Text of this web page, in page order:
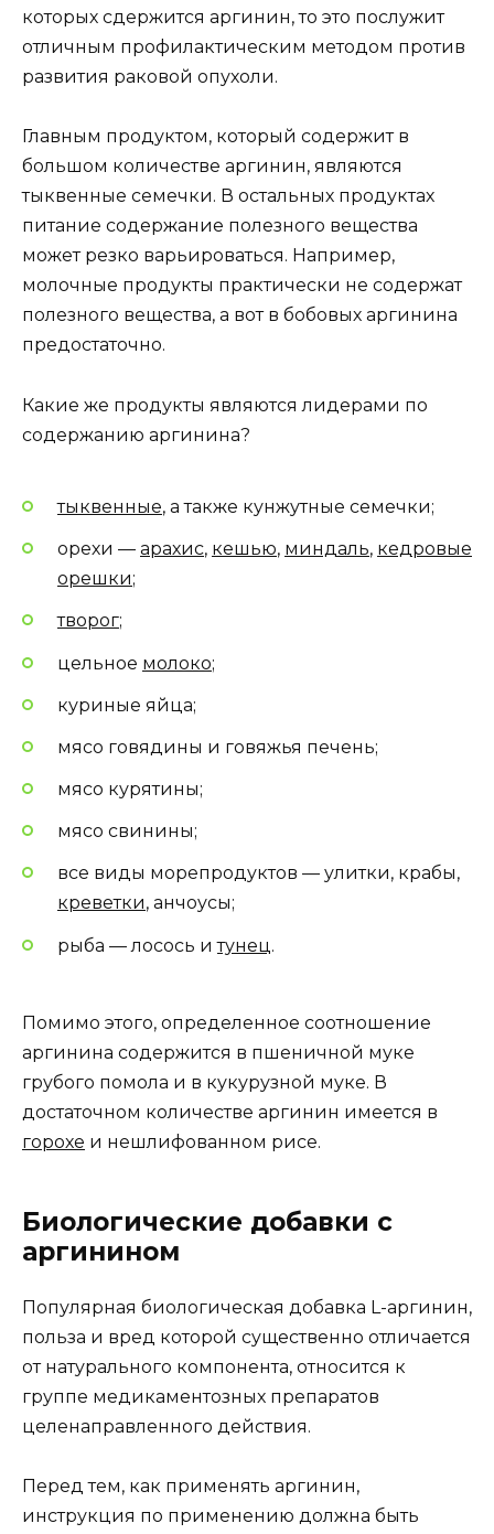
которых сдержится аргинин, то это послужит
отличным профилактическим методом против
развития раковой опухоли.
Главным продуктом, который содержит в
большом количестве аргинин, являются
тыквенные семечки. В остальных продуктах
питание содержание полезного вещества
может резко варьироваться. Например,
молочные продукты практически не содержат
полезного вещества, а вот в бобовых аргинина
предостаточно.
Какие же продукты являются лидерами по
содержанию аргинина?
тыквенные, а также кунжутные семечки;
орехи — арахис, кешью, миндаль, кедровые
орешки;
творог;
цельное молоко;
куриные яйца;
мясо говядины и говяжья печень;
мясо курятины;
мясо свинины;
все виды морепродуктов — улитки, крабы,
креветки, анчоусы;
рыба — лосось итунец .
Помимо этого, определенное соотношение
аргинина содержится в пшеничной муке
грубого помола и в кукурузной муке. В
достаточном количестве аргинин имеется в
горохе и нешлифованном рисе.
Биологические добавки с
аргинином
Популярная биологическая добавка L-аргинин,
польза и вред которой существенно отличается
от натурального компонента, относится к
группе медикаментозных препаратов
целенаправленного действия.
Перед тем, как применять аргинин,
инструкция по применению должна быть